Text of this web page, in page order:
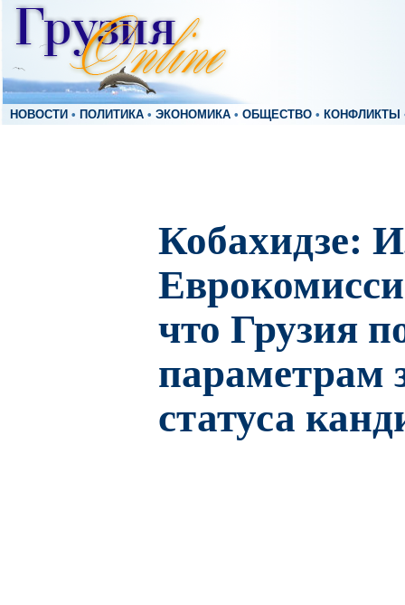
НОВОСТИ • ПОЛИТИКА • ЭКОНОМИКА • ОБЩЕСТВО • КОНФЛИКТЫ
Кобахидзе:
что Грузия
параметрам
статуса